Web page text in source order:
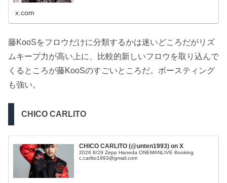
x.com
藤KooSをフロウだけに分類するかは迷いどころだがリズ
ムキープ力が高い上に、比較的新しいフロウを取り込んで
くるところが藤KooSのすごいところだ。ボースティング
も強い。
CHICO CARLITO
CHICO CARLITO (@unten1993) on X
2026 8/29 Zepp Haneda ONEMANLIVE Booking
c.carlito1993@gmail.com